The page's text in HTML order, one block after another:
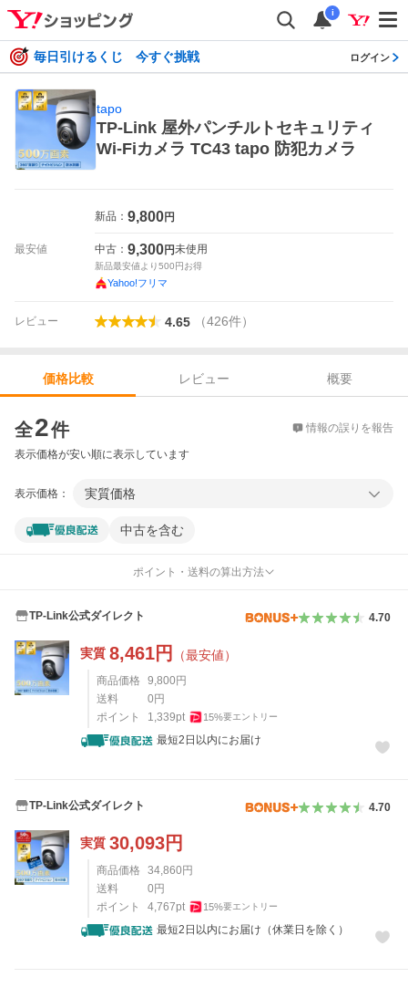
i
毎日引けるくじ 今すぐ挑戦 ログイン
tapo
TP-Link 屋外パンチルトセキュリティ
Wi-Fiカメラ TC43 tapo 防犯カメラ
最安値
新品： 9,800円
中古： 9,300円未使用
新品最安値より500円お得
Yahoo!フリマ
レビュー 4.65 （426件）
価格比較 レビュー
概要
全2件 情報の誤りを報告
表示価格が安い順に表示しています
表示価格： 実質価格
中古を含む
ポイント・送料の算出方法
TP-Link公式ダイレクト 4.70
実質 8,461円 （最安値）
商品価格 9,800 円
送料
0 円
ポイント
1,339pt 15%要エントリー
最短2日以内にお届け
TP-Link公式ダイレクト 4.70
実質 30,093円
商品価格 34,860 円
送料
0 円
ポイント
4,767pt 15%要エントリー
最短2日以内にお届け（休業日を除く）